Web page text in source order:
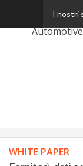
I nostri
Ultimi
Proptech
WHITE PAPER